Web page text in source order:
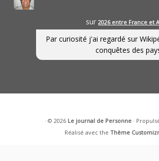
sur2026 entre France et
Par curiosité j'ai regardé sur
conquêtes des
· © 2026 Le journal de Personne·
Réalisé avec theThème Customizr